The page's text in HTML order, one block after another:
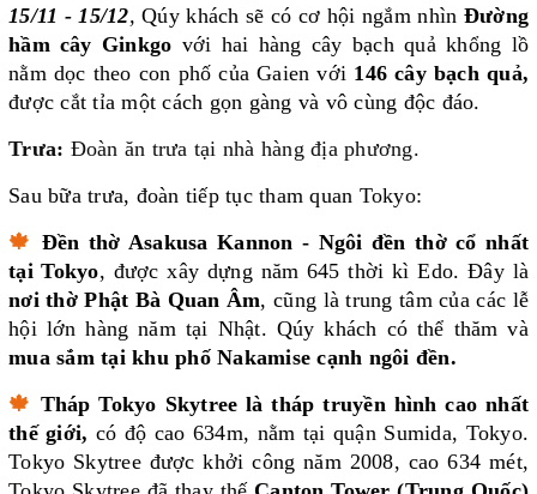
15/11 - 15/12, Qúy khách sẽ có cơ hội ngắm nhìn Đường
hầm cây Ginkgo với hai hàng cây bạch quả khổng lồ
nằm dọc theo con phố của Gaien với 146 cây bạch quả,
được cắt tỉa một cách gọn gàng và vô cùng độc đáo.
Trưa: Đoàn ăn trưa tại nhà hàng địa phương.
Sau bữa trưa, đoàn tiếp tục tham quan Tokyo:
🍁 Đền thờ Asakusa Kannon - Ngôi đền thờ cổ nhất
tại Tokyo, được xây dựng năm 645 thời kì Edo. Đây là
nơi thờ Phật Bà Quan Âm, cũng là trung tâm của các lễ
hội lớn hàng năm tại Nhật. Qúy khách có thể thăm và
mua sắm tại khu phố Nakamise cạnh ngôi đền.
🍁 Tháp Tokyo Skytree là tháp truyền hình cao nhất
thế giới, có độ cao 634m, nằm tại quận Sumida, Tokyo.
Tokyo Skytree được khởi công năm 2008, cao 634 mét,